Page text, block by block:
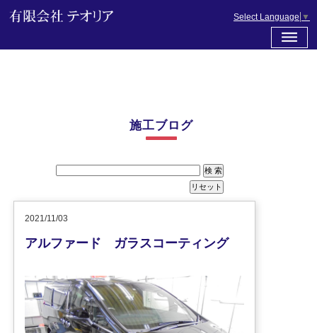
Select Language ▼
施工ブログ
2021/11/03
アルファード ガラスコーティング